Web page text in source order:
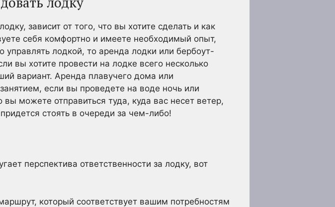
зависит от того, что вы хотите сделать и как
себя комфортно и имеете необходимый опыт,
лодкой, то аренда лодки или бербоут-
вы хотите провести на лодке всего несколько
вариант. Аренда плавучего дома или
если вы проведете на воде ночь или
вы можете отправиться туда, куда вас несет ветер,
стоять в очереди за чем-либо!
перспектива ответственности за лодку, вот
который соответствует вашим потребностям